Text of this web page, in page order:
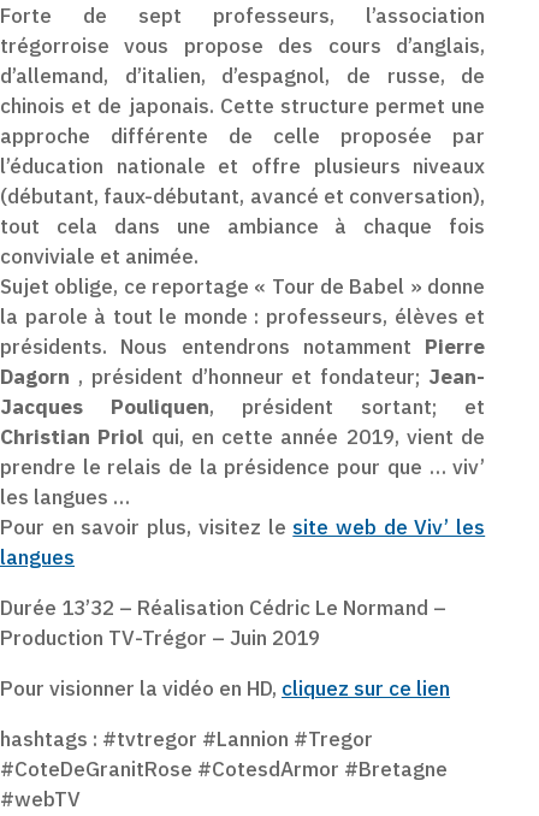
Forte de sept professeurs, l’association
trégorroise vous propose des cours d’anglais,
d’allemand, d’italien, d’espagnol, de russe, de
chinois et de japonais. Cette structure permet une
approche différente de celle proposée par
l’éducation nationale et offre plusieurs niveaux
(débutant, faux-débutant, avancé et conversation),
tout cela dans une ambiance à chaque fois
conviviale et animée.
Sujet oblige, ce reportage « Tour de Babel » donne
la parole à tout le monde : professeurs, élèves et
présidents. Nous entendrons notamment Pierre
Dagorn , président d’honneur et fondateur; Jean-
Jacques Pouliquen, président sortant; et
Christian Priol qui, en cette année 2019, vient de
prendre le relais de la présidence pour que … viv’
les langues …
Pour en savoir plus, visitez le site web de Viv’ les
langues
Durée 13’32 – Réalisation Cédric Le Normand –
Production TV-Trégor – Juin 2019
Pour visionner la vidéo en HD, cliquez sur ce lien
hashtags : #tvtregor #Lannion #Tregor
#CoteDeGranitRose #CotesdArmor #Bretagne
#webTV